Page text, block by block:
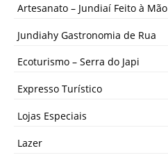
Artesanato – Jundiaí Feito à Mão
Jundiahy Gastronomia de Rua
Ecoturismo – Serra do Japi
Expresso Turístico
Lojas Especiais
Lazer